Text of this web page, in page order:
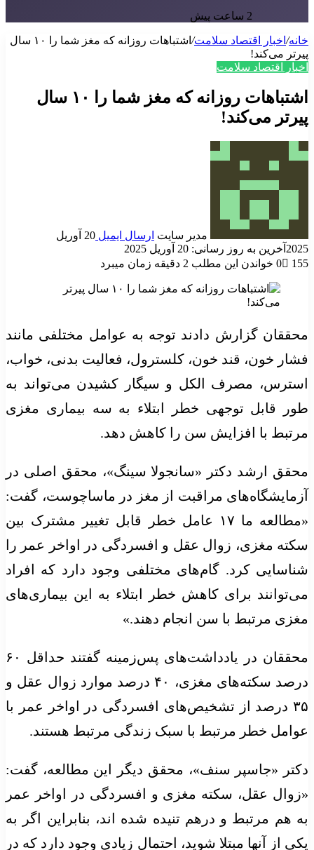
2 ساعت پیش
خانه/ اخبار اقتصاد سلامت/
اشتباهات روزانه که مغز شما را ۱۰ سال
پیرتر می‌کند!
اخبار اقتصاد سلامت
اشتباهات روزانه که مغز شما را ۱۰ سال
پیرتر می‌کند!
مدیر سایت ارسال ایمیل
20 آوریل
2025 آخرین به روز رسانی: 20 آوریل 2025
0
155 خواندن این مطلب 2 دقیقه زمان میبرد
محققان گزارش دادند توجه به عوامل مختلفی مانند
فشار خون، قند خون، کلسترول، فعالیت بدنی، خواب،
استرس، مصرف الکل و سیگار کشیدن می‌تواند به
طور قابل توجهی خطر ابتلاء به سه بیماری مغزی
مرتبط با افزایش سن را کاهش دهد.
محقق ارشد دکتر «سانجولا سینگ»، محقق اصلی در
آزمایشگاه‌های مراقبت از مغز در ماساچوست، گفت:
«مطالعه ما ۱۷ عامل خطر قابل تغییر مشترک بین
سکته مغزی، زوال عقل و افسردگی در اواخر عمر را
شناسایی کرد. گام‌های مختلفی وجود دارد که افراد
می‌توانند برای کاهش خطر ابتلاء به این بیماری‌های
مغزی مرتبط با سن انجام دهند.»
محققان در یادداشت‌های پس‌زمینه گفتند حداقل ۶۰
درصد سکته‌های مغزی، ۴۰ درصد موارد زوال عقل و
۳۵ درصد از تشخیص‌های افسردگی در اواخر عمر با
عوامل خطر مرتبط با سبک زندگی مرتبط هستند.
دکتر «جاسپر سنف»، محقق دیگر این مطالعه، گفت:
«زوال عقل، سکته مغزی و افسردگی در اواخر عمر
به هم مرتبط و درهم تنیده شده اند، بنابراین اگر به
یکی از آنها مبتلا شوید، احتمال زیادی وجود دارد که در